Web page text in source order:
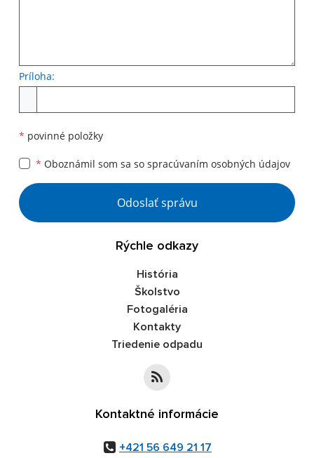
Príloha:
* povinné položky
* Oboznámil som sa so spracúvaním osobných údajov
Google reCaptcha Response
Odoslať správu
Rýchle odkazy
História
Školstvo
Fotogaléria
Kontakty
Triedenie odpadu
Kontaktné informácie
+421 56 649 21 17